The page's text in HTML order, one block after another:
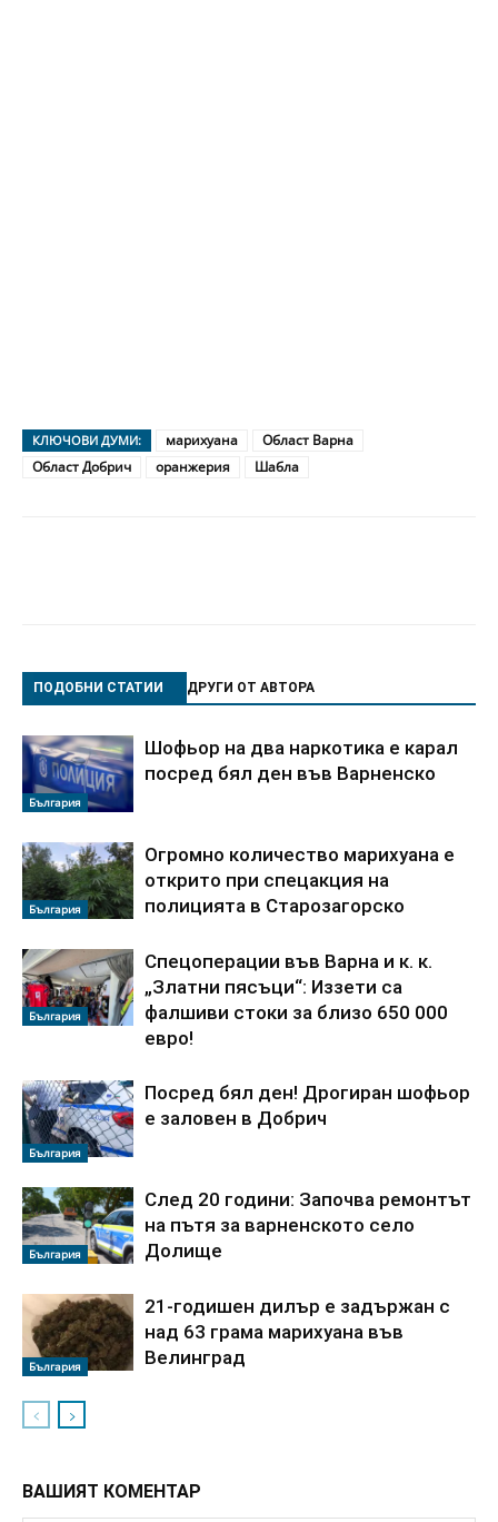
КЛЮЧОВИ ДУМИ: марихуана
Област Варна
Област Добрич
оранжерия Шабла
ПОДОБНИ СТАТИИ ДРУГИ ОТ АВТОРА
България
Шофьор на два наркотика е карал
посред бял ден във Варненско
България
Огромно количество марихуана е
открито при спецакция на
полицията в Старозагорско
България
Спецоперации във Варна и к. к.
„Златни пясъци“: Иззети са
фалшиви стоки за близо 650 000
евро!
България
Посред бял ден! Дрогиран шофьор
е заловен в Добрич
България
След 20 години: Започва ремонтът
на пътя за варненското село
Долище
България
21-годишен дилър е задържан с
над 63 грама марихуана във
Велинград
ВАШИЯТ КОМЕНТАР